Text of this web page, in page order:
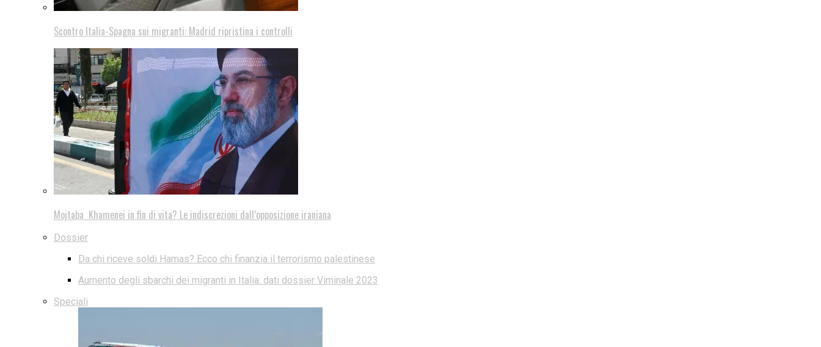
Scontro Italia-Spagna sui migranti: Madrid ripristina i controlli
Mojtaba Khamenei in fin di vita? Le indiscrezioni dall’opposizione iraniana
Dossier
Da chi riceve soldi Hamas? Ecco chi finanzia il terrorismo palestinese
Aumento degli sbarchi dei migranti in Italia: dati dossier Viminale 2023
Speciali